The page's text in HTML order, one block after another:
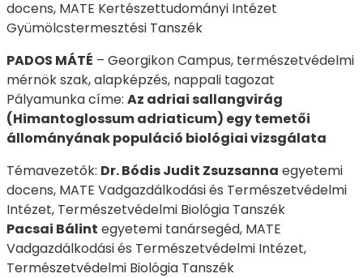
docens, MATE Kertészettudományi Intézet
Gyümölcstermesztési Tanszék
PADOS MÁTÉ – Georgikon Campus, természetvédelmi
mérnök szak, alapképzés, nappali tagozat
Pályamunka címe: Az adriai sallangvirág
(Himantoglossum adriaticum) egy temetői
állományának populáció biológiai vizsgálata
Témavezetők: Dr. Bódis Judit Zsuzsanna egyetemi
docens, MATE Vadgazdálkodási és Természetvédelmi
Intézet, Természetvédelmi Biológia Tanszék
Pacsai Bálint egyetemi tanársegéd, MATE
Vadgazdálkodási és Természetvédelmi Intézet,
Természetvédelmi Biológia Tanszék